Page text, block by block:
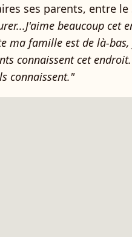
ses parents, entre le
beaucoup cet
ma famille est de là-
connaissent cet
connaissent."